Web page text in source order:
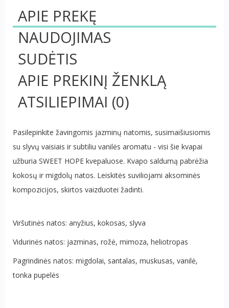
APIE PREKĘ
NAUDOJIMAS
SUDĖTIS
APIE PREKINĮ ŽENKLĄ
ATSILIEPIMAI (0)
Pasilepinkite žavingomis jazminų natomis, susimaišiusiomis
su slyvų vaisiais ir subtiliu vanilės aromatu - visi šie kvapai
užburia SWEET HOPE kvepaluose. Kvapo saldumą pabrėžia
kokosų ir migdolų natos. Leiskitės suviliojami aksominės
kompozicijos, skirtos vaizduotei žadinti.
Viršutinės natos: anyžius, kokosas, slyva
Vidurinės natos: jazminas, rožė, mimoza, heliotropas
Pagrindinės natos: migdolai, santalas, muskusas, vanilė,
tonka pupelės